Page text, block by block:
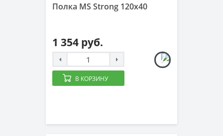
Полка MS Strong 120x40
1 354 руб.
В КОРЗИНУ